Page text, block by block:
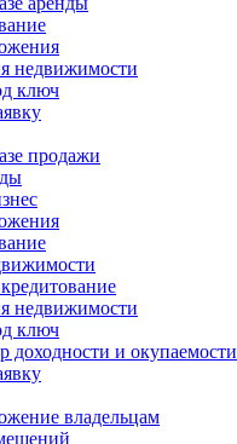
недвижимости
ключ
продажи
недвижимости
ключ
доходности и окупаемости
владельцам